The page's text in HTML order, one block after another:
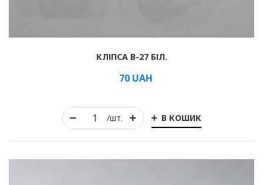
/шт. В КОШИК
КЛІПСА B-27 БІЛ.
70UAH